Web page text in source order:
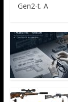
Gen2-t. A